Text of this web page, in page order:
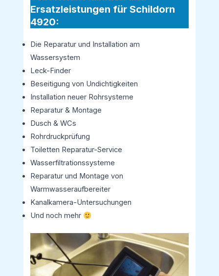
Ersatzleistungen für Schildorn
4920:
Die Reparatur und Installation am
Wassersystem
Leck-Finder
Beseitigung von Undichtigkeiten
Installation neuer Rohrsysteme
Reparatur & Montage
Dusch & WCs
Rohrdruckprüfung
Toiletten Reparatur-Service
Wasserfiltrationssysteme
Reparatur und Montage von
Warmwasseraufbereiter
Kanalkamera-Untersuchungen
Und noch mehr